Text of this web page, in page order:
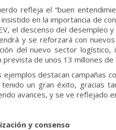
refleja el “buen
insistido en la importancia de
el descenso del desempleo
y se reforzará con
del nuevo sector
prevista de unos 13 millones
ejemplos destacan campañas
un gran éxito, gracias
avances, y se ve reflejado
y consenso